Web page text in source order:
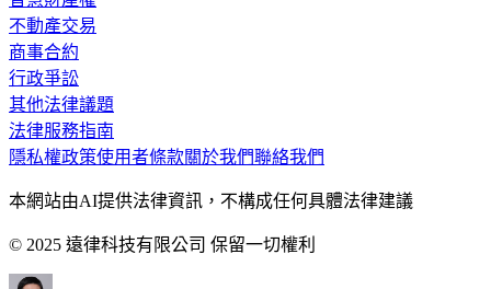
不動產交易
商事合約
行政爭訟
其他法律議題
法律服務指南
隱私權政策使用者條款關於我們聯絡我們
本網站由AI提供法律資訊，不構成任何具體法律建議
© 2025 遠律科技有限公司 保留一切權利